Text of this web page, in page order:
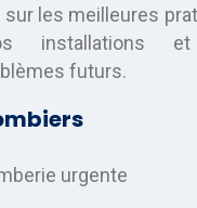
les meilleures
installations et
futurs.
urgente